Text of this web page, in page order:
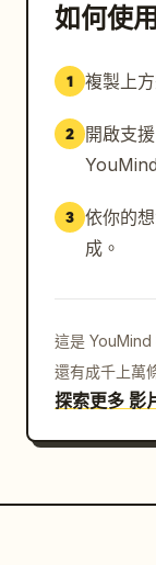
如何使
1 複製上
2
開啟支
3 依你的
成。
這是 YouMind
還有成千上萬
探索更多 影